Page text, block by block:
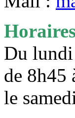
Du
de 8h45
le